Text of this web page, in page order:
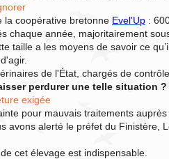
la coopérative bretonne Evel'Up :
chaque année, majoritairement
taille a les moyens de savoir ce
de l'État, chargés de
perdurer une telle situation ?
exigée
pour mauvais traitements
avons alerté le préfet du Finistère,
cet élevage est indispensable.